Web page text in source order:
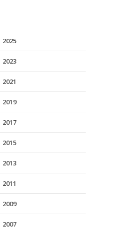
2025
2023
2021
2019
2017
2015
2013
2011
2009
2007